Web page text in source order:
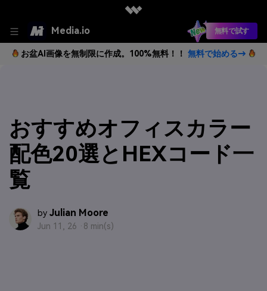
Media.io 無料で試す
お盆AI画像を無制限に作成。100%無料！！ 無料で始める→
おすすめオフィスカラー
配色20選とHEXコード一
覧
by Julian Moore
Jun 11, 26 · 8 min(s)